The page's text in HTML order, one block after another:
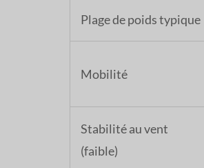
Plage de poids typique
Mobilité
Stabilité au vent
(faible)